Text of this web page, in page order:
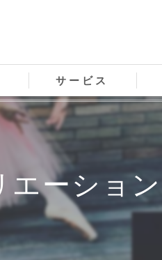
サービス
ーショ